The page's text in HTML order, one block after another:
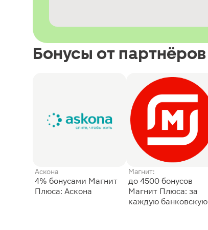
Бонусы от партнёров
Аскона
4% бонусами Магнит
Плюса: Аскона
Магнит:
до 4500 бонусов
Магнит Плюса: за
каждую банковскую